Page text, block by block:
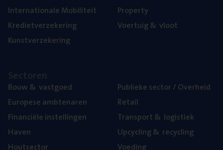
Inter­na­ti­o­na­le Mobiliteit
Kre­diet­ver­ze­ke­ring
Kunst­ver­ze­ke­ring
Pro­per­ty
Voer­tuig& vloot
Bouw& vastgoed
Euro­pe­se ambtenaren
Finan­ci­ë­le instellingen
Haven
Hout­sec­tor
Publie­ke sec­tor / Overheid
Retail
Trans­port& logistiek
Upcy­cling& recycling
Voe­ding